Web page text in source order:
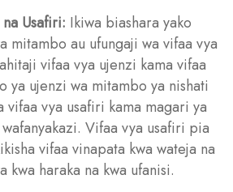
Usafiri: Ikiwa biashara yako
mitambo au ufungaji wa vifaa vya
vifaa vya ujenzi kama vifaa
ya ujenzi wa mitambo ya nishati
vifaa vya usafiri kama magari ya
Vifaa vya usafiri pia
vifaa vinapata kwa wateja na
kwa haraka na kwa ufanisi.